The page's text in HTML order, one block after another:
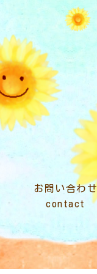
お問い合わせ
contact